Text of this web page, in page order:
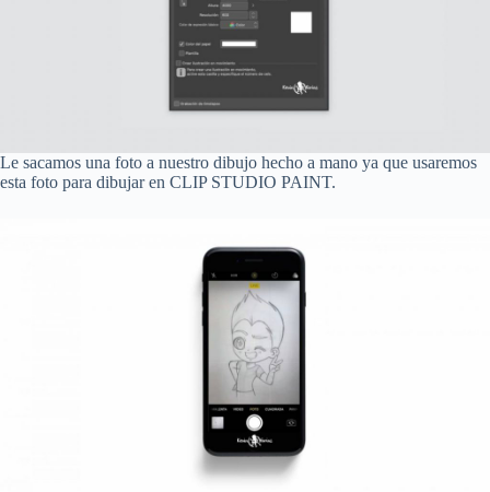
Le sacamos una foto a nuestro dibujo hecho a mano ya que usaremos
esta foto para dibujar en CLIP STUDIO PAINT.